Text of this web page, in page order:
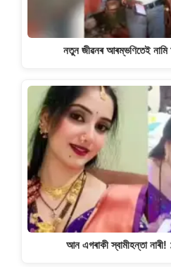
নতুন জীৱনৰ আৰম্ভণিতেই
আন এগৰাকী স্বামীহন্তা